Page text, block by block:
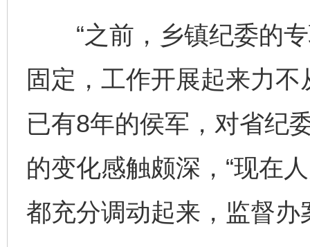
“之前，乡镇纪委的专
固定，工作开展起来力
已有8年的侯军，对省纪
的变化感触颇深，“现在
都充分调动起来，监督办